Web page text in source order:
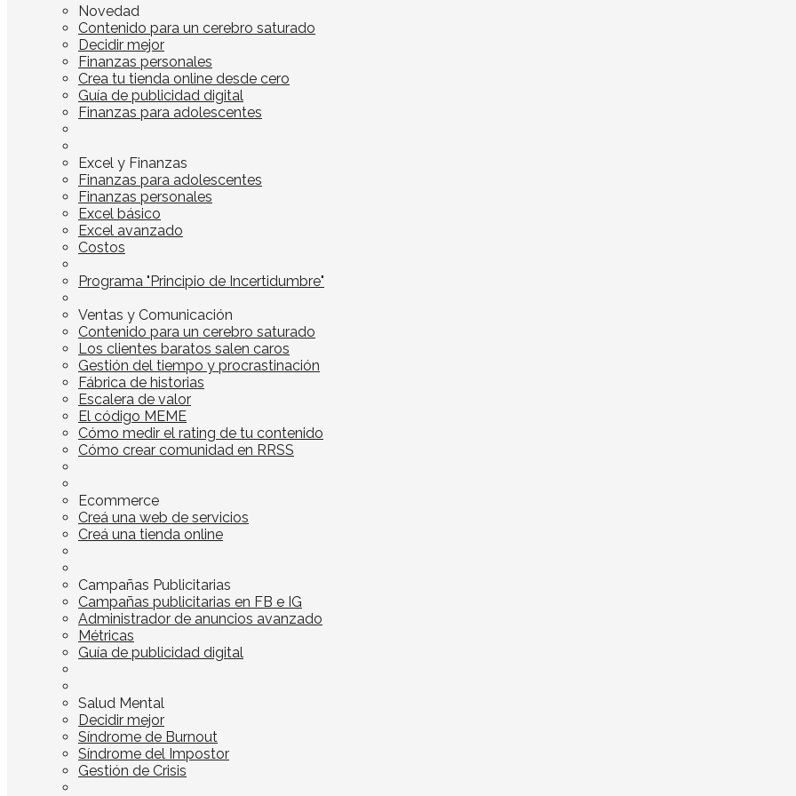
Novedad
Contenido para un cerebro saturado
Decidir mejor
Finanzas personales
Crea tu tienda online desde cero
Guía de publicidad digital
Finanzas para adolescentes
Excel y Finanzas
Finanzas para adolescentes
Finanzas personales
Excel básico
Excel avanzado
Costos
Programa "Principio de Incertidumbre"
Ventas y Comunicación
Contenido para un cerebro saturado
Los clientes baratos salen caros
Gestión del tiempo y procrastinación
Fábrica de historias
Escalera de valor
El código MEME
Cómo medir el rating de tu contenido
Cómo crear comunidad en RRSS
Ecommerce
Creá una web de servicios
Creá una tienda online
Campañas Publicitarias
Campañas publicitarias en FB e IG
Administrador de anuncios avanzado
Métricas
Guía de publicidad digital
Salud Mental
Decidir mejor
Síndrome de Burnout
Síndrome del Impostor
Gestión de Crisis